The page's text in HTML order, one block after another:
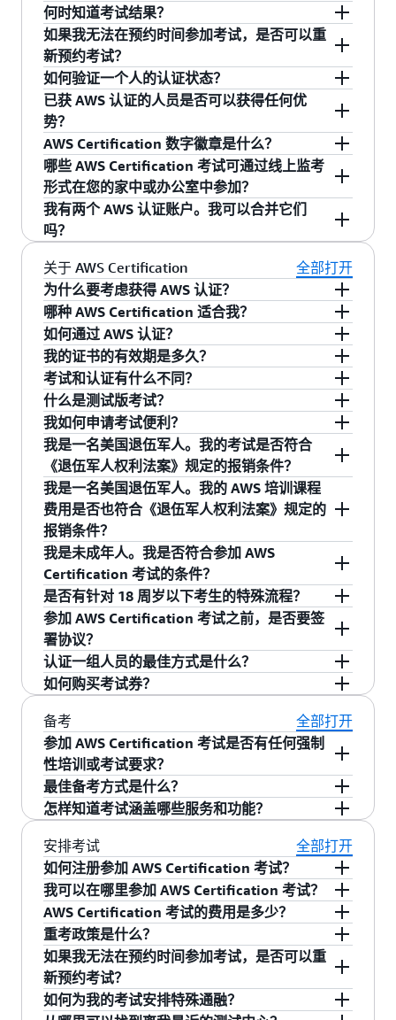
“Schedule New Exam”（预约新考试）。查找您想
参加的考试，然后单击“Schedule at Pearson
VUE”（在 Pearson VUE 预约）按钮。然后，您将
被重定向到考试承办方的预约页面，您可在此处
完成考试注册。
支付报名费。一旦通过了考试，则在两年内不能
重考同一门课程。如果考试更新了考试指南和考
试系列代码，您将符合参加新考试版本的条件。
大多数 AWS Certification 考试不会在考试结束时
立即显示“通过/失败”的结果。您可以在完成考试
后的五个工作日内，在
的
“考试历史记录”下方查看详细的考试结果。如果您
通过了考试，可能会在考试结果发布到您的 AWS
Certification 账户之前，先收到 Credly 数字徽章
电子邮件通知。Credly 是我们认可的数字徽章提
供商。
何时知道考试结果？
考试结果（包括测试版考试的成绩）将在您完成
考试后 5 个工作日内公布。您将收到一封电子邮
件，告知您考试结果已更新至
AWS Certification
账户 的“考试历史记录”中。
如果我无法在预约时间参加考试，是否可以重
新预约考试？
是的。您可以在预约的时间至少 24 小时之前取消
或重新预约考试，无需额外收费。要重新预约或
取消考试，转到您的 AWS 认证账户，并单击
“Manage Pearson VUE exams”（管理 Pearson
VUE 考试）按钮。从“Upcoming Appointments”
（即将开始的预约）菜单中选择您想管理的预约
考试。当您进入预约之前的 24 小时窗口后，您将
不能再取消或重新预约考试。如果您错过预约的
考试，考试费将不予退还（参见下面的医疗例外
情况）。如果您错过考试时间，则需要等待 24 小
时后才能再次注册考试。错过考试不会导致考试
“未通过”。
如何验证一个人的认证状态？
要验证 AWS Certification，请要求获得者提供
AWS Certification 数字徽章链接。通过 Credly 的
Acclaim 平台，我们为所有获得 AWS Certification
的人员提供数字徽章，以支持识别和验证。每个
AWS Certification 数字徽章都有一个对其进行验
证的选项，可用于检查并显示签发日期以及签发
机构 (AWS Training and Certification)。AWS
Certification 数字徽章的链接对于每个获得 AWS
认证的人员都是唯一的。数字徽章也可以链接到
社交媒体档案或个人网站。
已获 AWS 认证的人员是否可以获得任何优
势？
除了可证明您具备技术技能外，AWS Certification
还可为您提供切实的利益来帮助您展现您的成
就，并进一步提升您的 AWS 专业能力。请查看
AWS Certification 权益页面，获取完整的权益列
表。
AWS Certification 数字徽章是什么？
AWS Certification 提供数字徽章，这是获得 AWS
Certification 以展示认证状态的一项优势。我们通
过 Credly 的 Acclaim 平台提供数字徽章，以提供
灵活的识别和验证选项。您可以利用社交媒体新
邮件签名中嵌入可验证徽章的工具，以及包含获
得的所有AWS Certification 徽章
案。
哪些 AWS Certification 考试可通过线上监考
形式在您的家中或办公室中参加？
线上监考适用于可通过 Pearson VUE 预约的所有
AWS Certification 考试。
我有两个 AWS 认证账户。我可以合并它们
吗？
是的，请登录您的主 AWS 认证账户并使用合并账
户工具。
关于 AWS Certification
全部打开
为什么要考虑获得 AWS 认证？
AWS Certification 帮助学员通过使用行业认可的
凭证，验证其云专业知识来建立可信度和信心，
并帮助组织发现技能熟练的专业人员来使用 AWS
引导云计划。
哪种 AWS Certification 适合我？
单击此处 了解各种 AWS Certification 考试。 要了
解有关 AWS Certification 权益的更多信息，请访
问我们的权益页面。
如何通过 AWS 认证？
要获得 AWS Certification，您必须参加一项受监
考的考试，并达到及格分数。收到及格分数后，
您便会收到认证证书。
我的证书的有效期是多久？
您必须每三年更新一次认证（或完成一次“再认
证”）。有关更多详细信息，请查看
Certification 的再认证
考试和认证有什么不同？
考试是一种测试，用于验证一个人掌握的 AWS 产
品和服务的技术知识。认证是成功通过考试后获
得的证书。证书是一种数字徽章和头衔，您可以
用在名片和其他专业资料上，表明自己已通过
AWS 认证。
什么是测试版考试？
在将试题用于标准版考试之前，AWS Certification
会使用测试版考试来验证试题的考核效果。在首
次开考之前，考试可能需要经过一个测试流程。
此外，AWS 认证部门还可能会在考试内容大纲发
生变化时进行测试。应试者如果通过测试版考
试，将率先获得对应的新认证。您可以在
知”政策页面的“测试版考试”部分找到有关测试版
考试的更多信息。
我如何申请考试便利？
AWS Certification 部门及其供应商致力于为所有
个人提供机会，帮助他们验证技术技能和云专业
知识。我们将为残障人士提供合理的通融，以帮
助确保人们能公平获得 AWS Certification 。要了
解如何申请通融，请访问
须知”页面部分 。
我是一名美国退伍军人。我的考试是否符合
《退伍军人权利法案》规定的报销条件？
是的。根据《退伍军人权利法案》，所有具备受
培训资格的美国退伍军人均可以向退伍军人事务
部提交请求，请求报销自己在 2015 年 12 月 10
日之后因参加 AWS Certification 考试而发生的费
用。要符合条件，您必须通过 AWS Certification
账户购买考试并提交VA 申请，以便进行报销。
我是一名美国退伍军人。我的 AWS 培训课程
费用是否也符合《退伍军人权利法案》规定的
报销条件？
不。只有 AWS Certification 考试费用才可以报
销。了解详情 。
我是未成年人。我是否符合参加 AWS
Certification 考试的条件？
考生必须年满 13 周岁才能参加 AWS Certification
考试。13 至 17 周岁的考生可以参考以下问题的
答案。
是否有针对 18 周岁以下考生的特殊流程？
13 至 17 周岁的考生在征得父母或法定监护人同
意后可以参加 AWS Certification 考试。应试者在
预约考试时必须年满 13 周岁。
如需完整的要求和指导，请查看
我们的“一般政策”
页面上的“青少年考试政策”。
参加 AWS Certification 考试之前，是否要签
署协议？
为了维护认证计划的安全性和价值，您在报名参
加考试时以及在开始认证考试之前必须接受 AWS
认证一组人员的最佳方式是什么？
您可以购买 AWS Certification 考试卷，这样在预
VUE 考试时，只需输入考试卷。 单击
此处了解详
情。
如何购买考试券？
情。
备考
全部打开
参加 AWS Certification 考试是否有任何强制
性培训或考试要求？
参加培训只是对您的认证准备工作的建议，不是
完成认证的必要条件。 前往AWS Skill Builder
，
最佳备考方式是什么？
获得实践经验是准备认证考试的最佳方式。我们
验。我们还提供培训和各种材料，用于帮助您备
考。
怎样知道考试涵盖哪些服务和功能？
AWS 认证考试指南包含在考范围内与不在考范围
内的 AWS 服务和功能列表。此类列表并非详尽无
遗，可能会随时调整。
安排考试
全部打开
如何注册参加 AWS Certification 考试？
要注册考试，请登录aws.training并单击顶部导航
中的“认证”。然后，依次单击“AWS Certification
Account”（AWS Certification 账户）按钮和
“Schedule New Exam”（预约新考试）。查找您想
参加的考试，然后单击“Schedule at Pearson
VUE”（在 Pearson VUE 预约）按钮。然后，您将
被重定向到考试承办方的预约页面，您可在此处
我可以在哪里参加 AWS Certification 考试？
可通过 Pearson VUE 的考试中心网络参加 AWS 考
试
AWS Certification 考试的费用是多少？
AWS Certified Cloud Practitioner 考试的费用为
100 美元。助理级考试的费用为 150 USD。专业
级考试和 Specialty 考试的费用为 300 USD。请注
意，可能需要缴纳相关税费（例如增值税）。我
重考政策是什么？
如果您未通过考试，必须等待 14 个日历日才能重
考。重考次数没有限制，但每次重考都必须全额
支付报名费。一旦通过了考试，则在两年内不能
如果我无法在预约时间参加考试，是否可以重
新预约考试？
是的。您可以在预约的时间至少 24 小时之前取消
如何为我的考试安排特殊通融？